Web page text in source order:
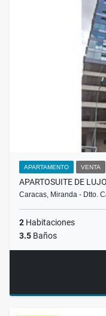
APARTAMENTO VENTA
APARTOSUITE DE
Caracas, Miranda - Dtto.
2 Habitaciones
3.5 Baños